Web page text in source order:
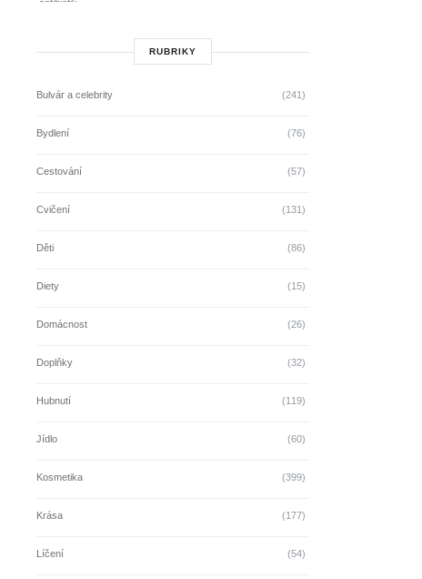
RUBRIKY
Bulvár a celebrity (241)
Bydlení (76)
Cestování (57)
Cvičení (131)
Děti (86)
Diety (15)
Domácnost (26)
Doplňky (32)
Hubnutí (119)
Jídlo (60)
Kosmetika (399)
Krása (177)
Líčení (54)